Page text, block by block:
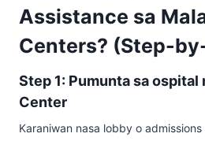
Assistance sa
Centers? (Step-
Step 1: Pumunta sa ospital
Center
Karaniwan nasa lobby o